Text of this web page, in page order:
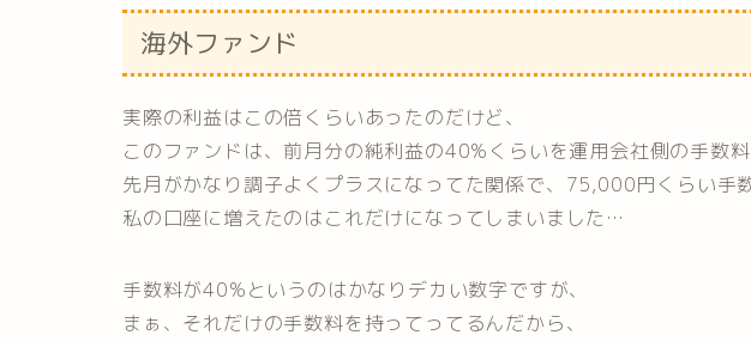
海外ファンド
実際の利益はこの倍くらいあったのだけど、
このファンドは、前月分の純利益の40%くらいを運用会社側の手数料
先月がかなり調子よくプラスになってた関係で、75,000円くらい手
私の口座に増えたのはこれだけになってしまいました…
手数料が40%というのはかなりデカい数字ですが、
まぁ、それだけの手数料を持ってってるんだから、